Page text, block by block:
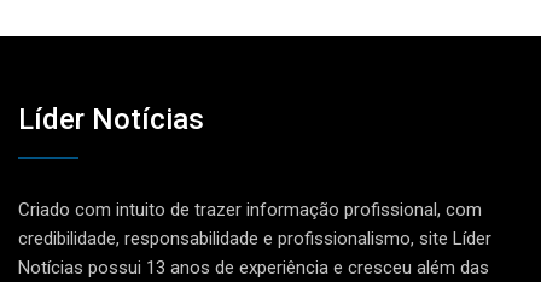
Líder Notícias
Criado com intuito de trazer informação profissional, com
credibilidade, responsabilidade e profissionalismo, site Líder
Notícias possui 13 anos de experiência e cresceu além das